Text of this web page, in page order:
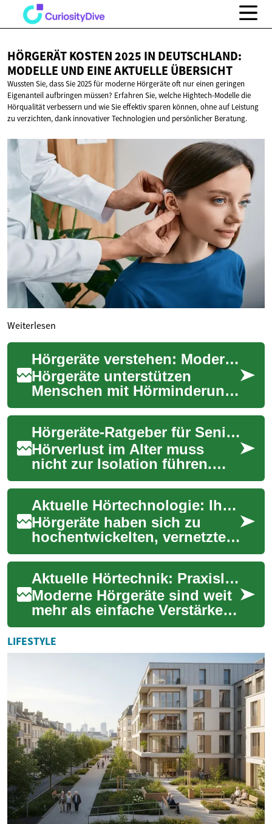
HÖRGERÄT KOSTEN 2025 IN DEUTSCHLAND:
MODELLE UND EINEAKTUELLE ÜBERSICHT
Wussten Sie, dass Sie 2025 für moderne Hörgeräte oft nur einen geringen
Eigenanteil aufbringen müssen? Erfahren Sie, welche Hightech-Modelle die
Hörqualität verbessern und wie Sie effektiv sparen können, ohne auf Leistung
zu verzichten, dank innovativer Technologien und persönlicher Beratung.
Weiterlesen
Hörgeräte verstehen: Moderner Guide zu Funktionen & Kosten
Hörgeräte unterstützen
Menschen mit Hörminderung
dabei, Umgebungsgeräusche
und Sprache klarer
wahrzunehmen. Dieser um...Hörgeräte-Ratgeber für Senioren: Auswahl, Pflege, Kosten
Hörverlust im Alter muss
nicht zur Isolation führen.
Dieser ausführliche Ratgeber
erklärt, welche
Hörgerätetypen es g...
Aktuelle Hörtechnologie: Ihr Leitfaden zu Hörgeräten
Hörgeräte haben sich zu
hochentwickelten, vernetzten
Hilfsmitteln entwickelt, die
Menschen mit Hörverlust
deutlich me...
Aktuelle Hörtechnik: Praxisleitfaden zu modernen Hörgeräten
Moderne Hörgeräte sind weit
mehr als einfache Verstärker:
Sie nutzen digitale
Signalverarbeitung,
Bluetooth-Verbindun...
LIFESTYLE